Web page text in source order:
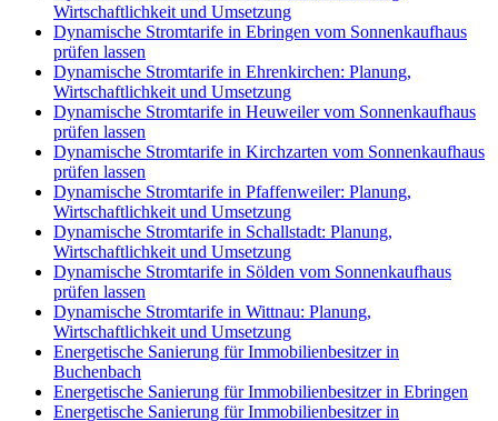
Wirtschaftlichkeit und Umsetzung
Dynamische Stromtarife in Ebringen vom Sonnenkaufhaus
prüfen lassen
Dynamische Stromtarife in Ehrenkirchen: Planung,
Wirtschaftlichkeit und Umsetzung
Dynamische Stromtarife in Heuweiler vom Sonnenkaufhaus
prüfen lassen
Dynamische Stromtarife in Kirchzarten vom Sonnenkaufhaus
prüfen lassen
Dynamische Stromtarife in Pfaffenweiler: Planung,
Wirtschaftlichkeit und Umsetzung
Dynamische Stromtarife in Schallstadt: Planung,
Wirtschaftlichkeit und Umsetzung
Dynamische Stromtarife in Sölden vom Sonnenkaufhaus
prüfen lassen
Dynamische Stromtarife in Wittnau: Planung,
Wirtschaftlichkeit und Umsetzung
Energetische Sanierung für Immobilienbesitzer in
Buchenbach
Energetische Sanierung für Immobilienbesitzer in Ebringen
Energetische Sanierung für Immobilienbesitzer in